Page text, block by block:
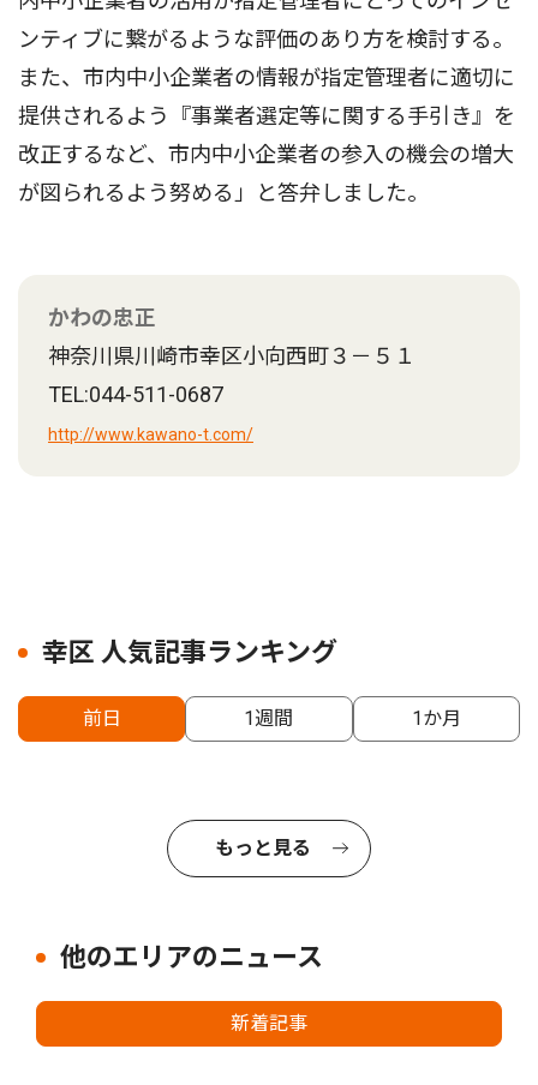
ンティブに繋がるような評価のあり方を検討する。
また、市内中小企業者の情報が指定管理者に適切に
提供されるよう『事業者選定等に関する手引き』を
改正するなど、市内中小企業者の参入の機会の増大
が図られるよう努める」と答弁しました。
かわの忠正
神奈川県川崎市幸区小向西町３－５１
TEL:044-511-0687
http://www.kawano-t.com/
幸区 人気記事ランキング
前日 1週間 1か月
もっと見る
他のエリアのニュース
新着記事